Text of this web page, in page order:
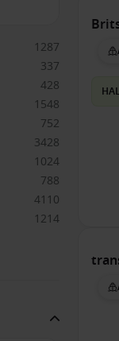
1287
337
428
1548
752
3428
1024
788
4110
1214